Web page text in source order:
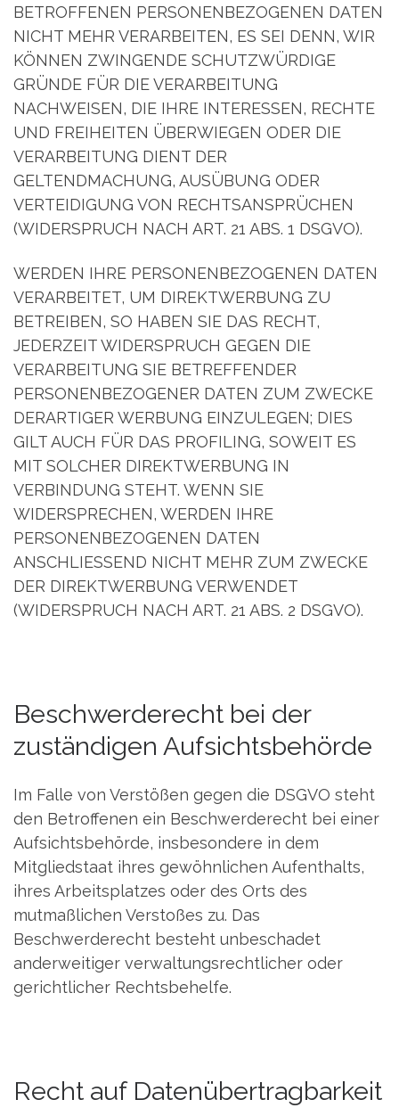
BETROFFENEN PERSONENBEZOGENEN DATEN
NICHT MEHR VERARBEITEN, ES SEI DENN, WIR
KÖNNEN ZWINGENDE SCHUTZWÜRDIGE
GRÜNDE FÜR DIE VERARBEITUNG
NACHWEISEN, DIE IHRE INTERESSEN, RECHTE
UND FREIHEITEN ÜBERWIEGEN ODER DIE
VERARBEITUNG DIENT DER
GELTENDMACHUNG, AUSÜBUNG ODER
VERTEIDIGUNG VON RECHTSANSPRÜCHEN
(WIDERSPRUCH NACH ART. 21 ABS. 1 DSGVO).
WERDEN IHRE PERSONENBEZOGENEN DATEN
VERARBEITET, UM DIREKTWERBUNG ZU
BETREIBEN, SO HABEN SIE DAS RECHT,
JEDERZEIT WIDERSPRUCH GEGEN DIE
VERARBEITUNG SIE BETREFFENDER
PERSONENBEZOGENER DATEN ZUM ZWECKE
DERARTIGER WERBUNG EINZULEGEN; DIES
GILT AUCH FÜR DAS PROFILING, SOWEIT ES
MIT SOLCHER DIREKTWERBUNG IN
VERBINDUNG STEHT. WENN SIE
WIDERSPRECHEN, WERDEN IHRE
PERSONENBEZOGENEN DATEN
ANSCHLIESSEND NICHT MEHR ZUM ZWECKE
DER DIREKTWERBUNG VERWENDET
(WIDERSPRUCH NACH ART. 21 ABS. 2 DSGVO).
Beschwerde­recht bei der
zuständigen Aufsichts­behörde
Im Falle von Verstößen gegen die DSGVO steht
den Betroffenen ein Beschwerderecht bei einer
Aufsichtsbehörde, insbesondere in dem
Mitgliedstaat ihres gewöhnlichen Aufenthalts,
ihres Arbeitsplatzes oder des Orts des
mutmaßlichen Verstoßes zu. Das
Beschwerderecht besteht unbeschadet
anderweitiger verwaltungsrechtlicher oder
gerichtlicher Rechtsbehelfe.
Recht auf Daten­übertrag­barkeit